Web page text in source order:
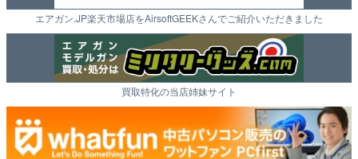
エアガン.JP楽天市場店をAirsoftGEEKさんでご紹介いただきました
買取特化の当店姉妹サイト